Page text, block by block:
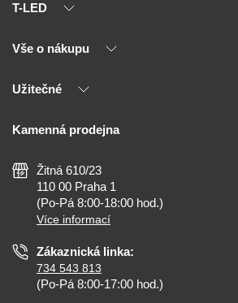
T-LED
O nás
Kontakty
Vše o nákupu
Výhody T-LED
Montáž
Nejčastější dotazy
Než koupíte
Osvětlení dle místnosti
Užitečné
Reklamace a vrácení
Zásady ochrany soukromí
Nastavení cookies
Prohlášení o přístupnosti
Kamenná prodejna
Žitná 610/23
110 00 Praha 1
(Po-Pá 8:00-18:00 hod.)
Více informací
Zákaznická linka:
734 543 813
(Po-Pá 8:00-17:00 hod.)